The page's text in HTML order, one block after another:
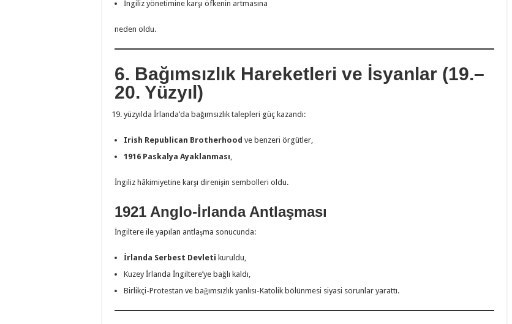
İngiliz yönetimine karşı öfkenin artmasına
neden oldu.
6. Bağımsızlık Hareketleri ve İsyanlar (19.–
20. Yüzyıl)
yüzyılda İrlanda’da bağımsızlık talepleri güç kazandı:
Irish Republican Brotherhood ve benzeri örgütler,
1916 Paskalya Ayaklanması
İngiliz hâkimiyetine karşı direnişin sembolleri oldu.
1921 Anglo-İrlanda Antlaşması
İngiltere ile yapılan antlaşma sonucunda:
İrlanda Serbest Devleti kuruldu,
Kuzey İrlanda İngiltere’ye bağlı kaldı,
Birlikçi-Protestan ve bağımsızlık yanlısı-Katolik bölünmesi siyasi sorunlar yarattı.